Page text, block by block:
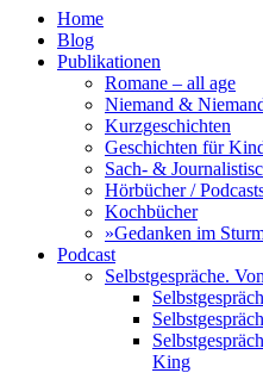
Home
Blog
Publikationen
Romane – all age
Niemand &
Kurzgeschichten
Geschichten für
Sach- &
Hörbücher /
Kochbücher
»Gedanken im
Podcast
Selbstgespräche.
King